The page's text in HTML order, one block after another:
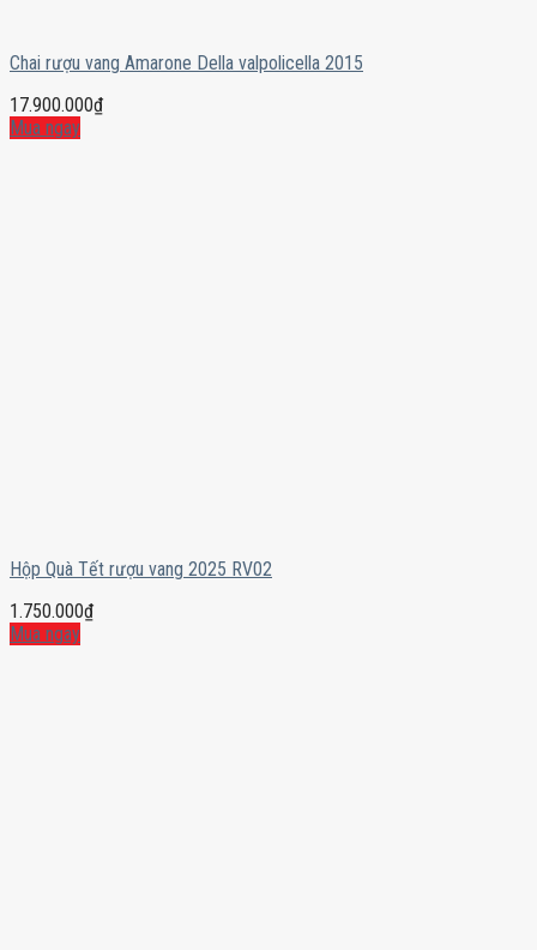
Chai rượu vang Amarone Della valpolicella 2015
17.900.000₫
Mua ngay
Hộp Quà Tết rượu vang 2025 RV02
1.750.000₫
Mua ngay